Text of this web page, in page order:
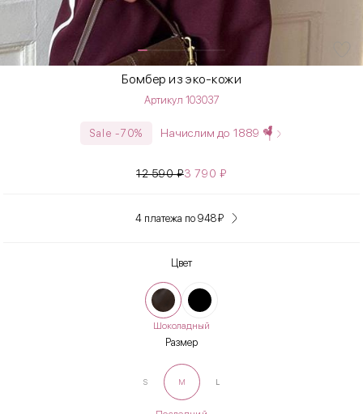
Бомбер из эко-кожи
Артикул 103037
Sale -70% Начислим до 1889
12 590₽3 790₽
4 платежа по 948₽
Цвет
Шоколадный
Размер
S M L